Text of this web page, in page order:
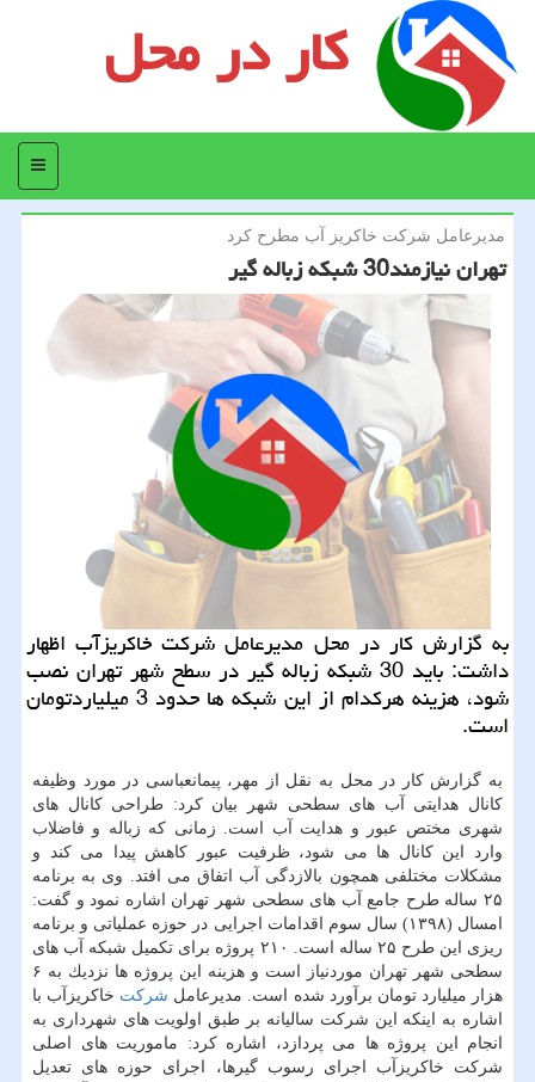
کار در محل
منو
مدیرعامل شركت خاكریز آب مطرح كرد
تهران نیازمند30 شبكه زباله گیر
به گزارش كار در محل مدیرعامل شركت خاكریزآب اظهار
داشت: باید 30 شبكه زباله گیر در سطح شهر تهران نصب
شود، هزینه هركدام از این شبكه ها حدود 3 میلیاردتومان
است.
به گزارش كار در محل به نقل از مهر، پیمانعباسی در مورد وظیفه
كانال هدایتی آب های سطحی شهر بیان كرد: طراحی كانال های
شهری مختص عبور و هدایت آب است. زمانی كه زباله و فاضلاب
وارد این كانال ها می شود، ظرفیت عبور كاهش پیدا می كند و
مشكلات مختلفی همچون بالازدگی آب اتفاق می افتد. وی به برنامه
۲۵ ساله طرح جامع آب های سطحی شهر تهران اشاره نمود و گفت:
امسال (۱۳۹۸) سال سوم اقدامات اجرایی در حوزه عملیاتی و برنامه
ریزی این طرح ۲۵ ساله است. ۲۱۰ پروژه برای تكمیل شبكه آب های
سطحی شهر تهران موردنیاز است و هزینه این پروژه ها نزدیك به ۶
هزار میلیارد تومان برآورد شده است. مدیرعامل شركت خاكریزآب با
اشاره به اینكه این شركت سالیانه بر طبق اولویت های شهرداری به
انجام این پروژه ها می پردازد، اشاره كرد: ماموریت های اصلی
شركت خاكریزآب اجرای رسوب گیرها، اجرای حوزه های تعدیل